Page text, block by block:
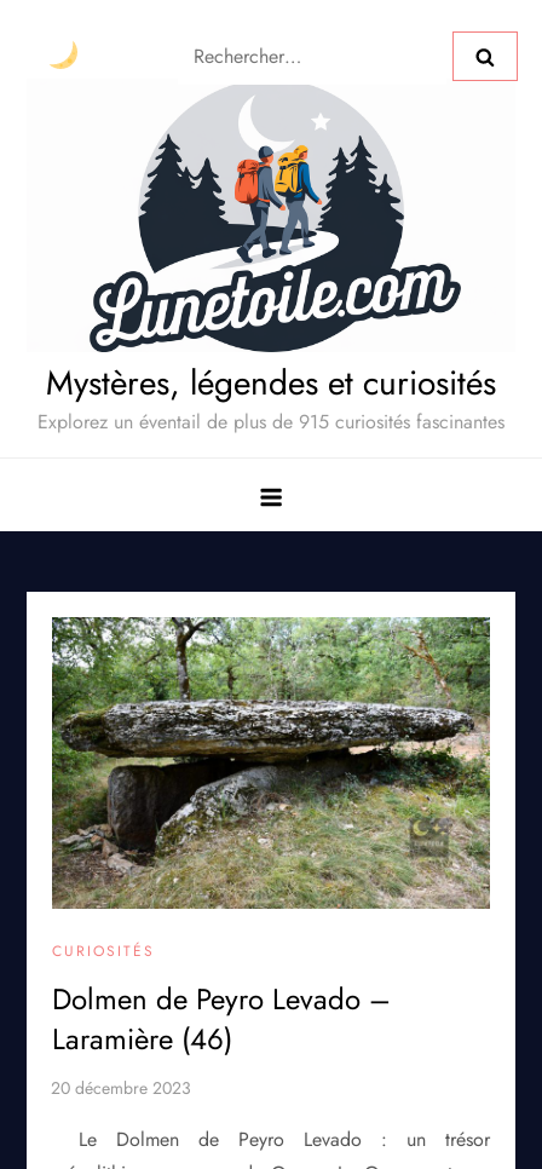
Mystères, légendes et curiosités
Explorez un éventail de plus de 915 curiosités fascinantes
CURIOSITÉS
Dolmen de Peyro Levado –
Laramière (46)
Le Dolmen de Peyro Levado : un trésor